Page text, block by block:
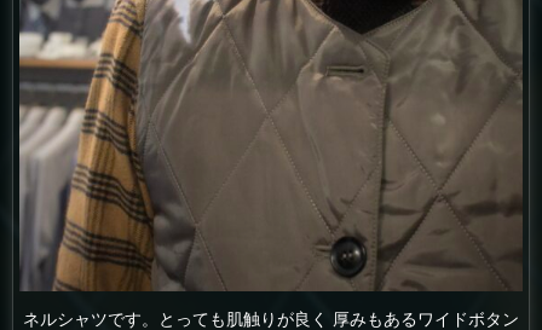
ネルシャツです。とっても肌触りが良く 厚みもあるワイドボタン